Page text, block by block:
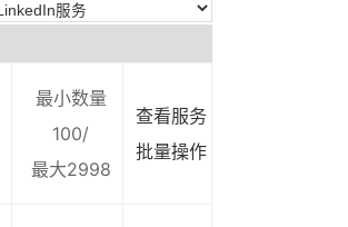
最小数量
100/
最大2998
查看服务
批量操作